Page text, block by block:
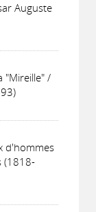
Auguste
"Mireille" /
d'hommes
(1818-